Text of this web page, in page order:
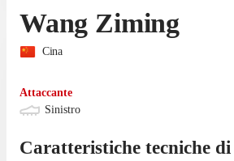
Wang Ziming
Cina
Attaccante
Sinistro
Caratteristiche tecniche di